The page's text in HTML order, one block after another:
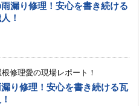
漏り修理！安心を書き続ける
！
修理愛の現場レポート！
り修理！安心を書き続ける瓦